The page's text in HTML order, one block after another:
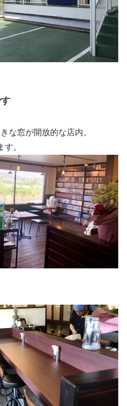
な窓が開放的な店内。
。